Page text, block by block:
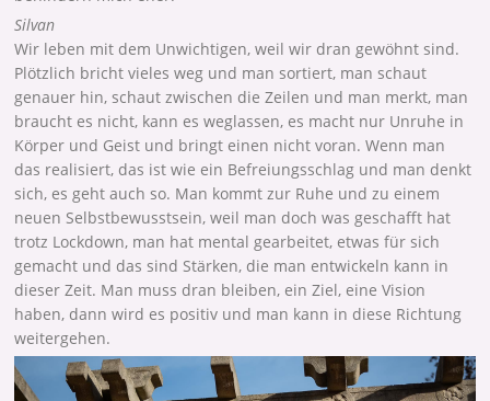
Silvan
Wir leben mit dem Unwichtigen, weil wir dran gewöhnt sind.
Plötzlich bricht vieles weg und man sortiert, man schaut
genauer hin, schaut zwischen die Zeilen und man merkt, man
braucht es nicht, kann es weglassen, es macht nur Unruhe in
Körper und Geist und bringt einen nicht voran. Wenn man
das realisiert, das ist wie ein Befreiungsschlag und man denkt
sich, es geht auch so. Man kommt zur Ruhe und zu einem
neuen Selbstbewusstsein, weil man doch was geschafft hat
trotz Lockdown, man hat mental gearbeitet, etwas für sich
gemacht und das sind Stärken, die man entwickeln kann in
dieser Zeit. Man muss dran bleiben, ein Ziel, eine Vision
haben, dann wird es positiv und man kann in diese Richtung
weitergehen.